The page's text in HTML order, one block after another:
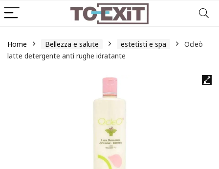
Home Bellezza e salute estetisti e spa
Ocleò
latte detergente anti rughe idratante